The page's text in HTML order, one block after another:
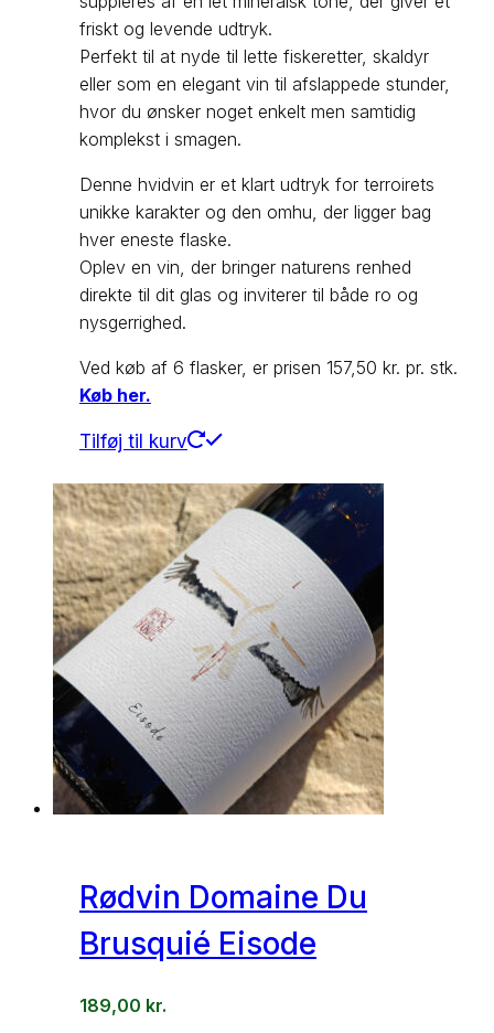
friskt og levende udtryk.
Perfekt til at nyde til lette fiskeretter, skaldyr
eller som en elegant vin til afslappede stunder,
hvor du ønsker noget enkelt men samtidig
komplekst i smagen.
Denne hvidvin er et klart udtryk for terroirets
unikke karakter og den omhu, der ligger bag
hver eneste flaske.
Oplev en vin, der bringer naturens renhed
direkte til dit glas og inviterer til både ro og
nysgerrighed.
Ved køb af 6 flasker, er prisen 157,50 kr. pr. stk.
Køb her.
Tilføj til kurv
Rødvin Domaine Du
Brusquié Eisode
189,00 kr.